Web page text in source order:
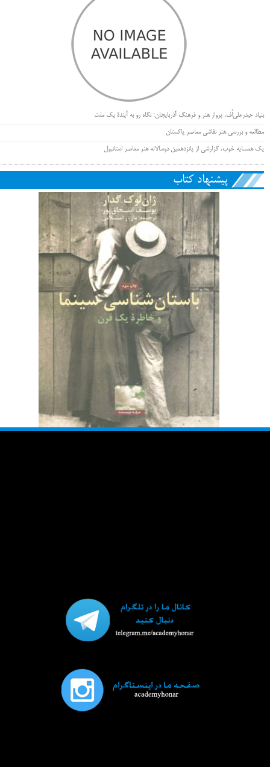
بنیاد حیدرعلی‌اُف، پرواز هنر و فرهنگ آذربایجان؛ نگاه رو به آیندۀ یک ملت
مطالعه و بررسی هنر نقاشی معاصر پاکستان
یک همسایه خوب، گزارشی از پانزدهمین دوسالانه هنر معاصر استانبول
پیشنهاد کتاب